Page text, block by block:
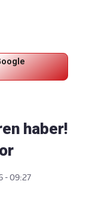
haber!
- 09:27